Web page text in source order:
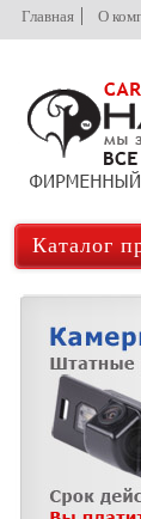
Главная О
Каталог